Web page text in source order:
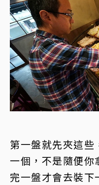
第一盤就先夾這些
一個，不是隨便你
完一盤才會去裝